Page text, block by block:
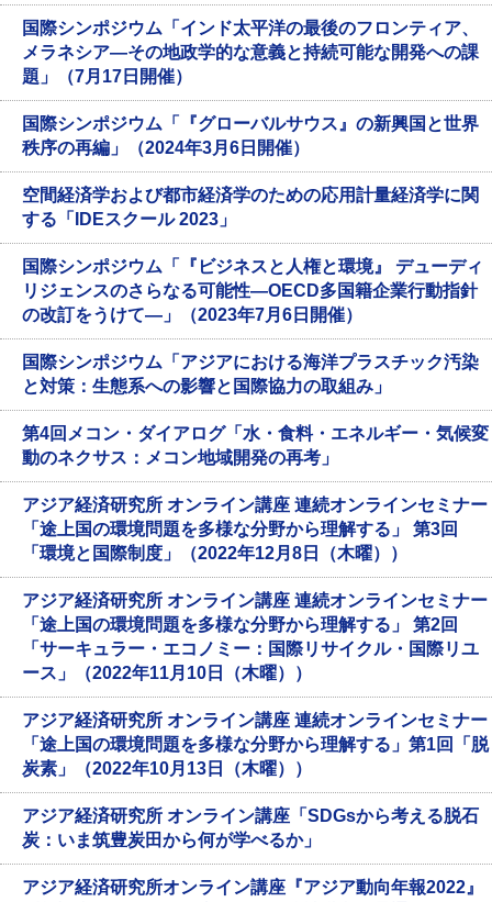
国際シンポジウム「インド太平洋の最後のフロンティア、
メラネシア—その地政学的な意義と持続可能な開発への課
題」（7月17日開催）
国際シンポジウム「『グローバルサウス』の新興国と世界
秩序の再編」（2024年3月6日開催）
空間経済学および都市経済学のための応用計量経済学に関
する「IDEスクール 2023」
国際シンポジウム「『ビジネスと人権と環境』 デューディ
リジェンスのさらなる可能性―OECD多国籍企業行動指針
の改訂をうけて―」（2023年7月6日開催）
国際シンポジウム「アジアにおける海洋プラスチック汚染
と対策：生態系への影響と国際協力の取組み」
第4回メコン・ダイアログ「水・食料・エネルギー・気候変
動のネクサス：メコン地域開発の再考」
アジア経済研究所 オンライン講座 連続オンラインセミナー
「途上国の環境問題を多様な分野から理解する」 第3回
「環境と国際制度」（2022年12月8日（木曜））
アジア経済研究所 オンライン講座 連続オンラインセミナー
「途上国の環境問題を多様な分野から理解する」 第2回
「サーキュラー・エコノミー：国際リサイクル・国際リユ
ース」（2022年11月10日（木曜））
アジア経済研究所 オンライン講座 連続オンラインセミナー
「途上国の環境問題を多様な分野から理解する」第1回「脱
炭素」（2022年10月13日（木曜））
アジア経済研究所 オンライン講座「SDGsから考える脱石
炭：いま筑豊炭田から何が学べるか」
アジア経済研究所オンライン講座『アジア動向年報2022』